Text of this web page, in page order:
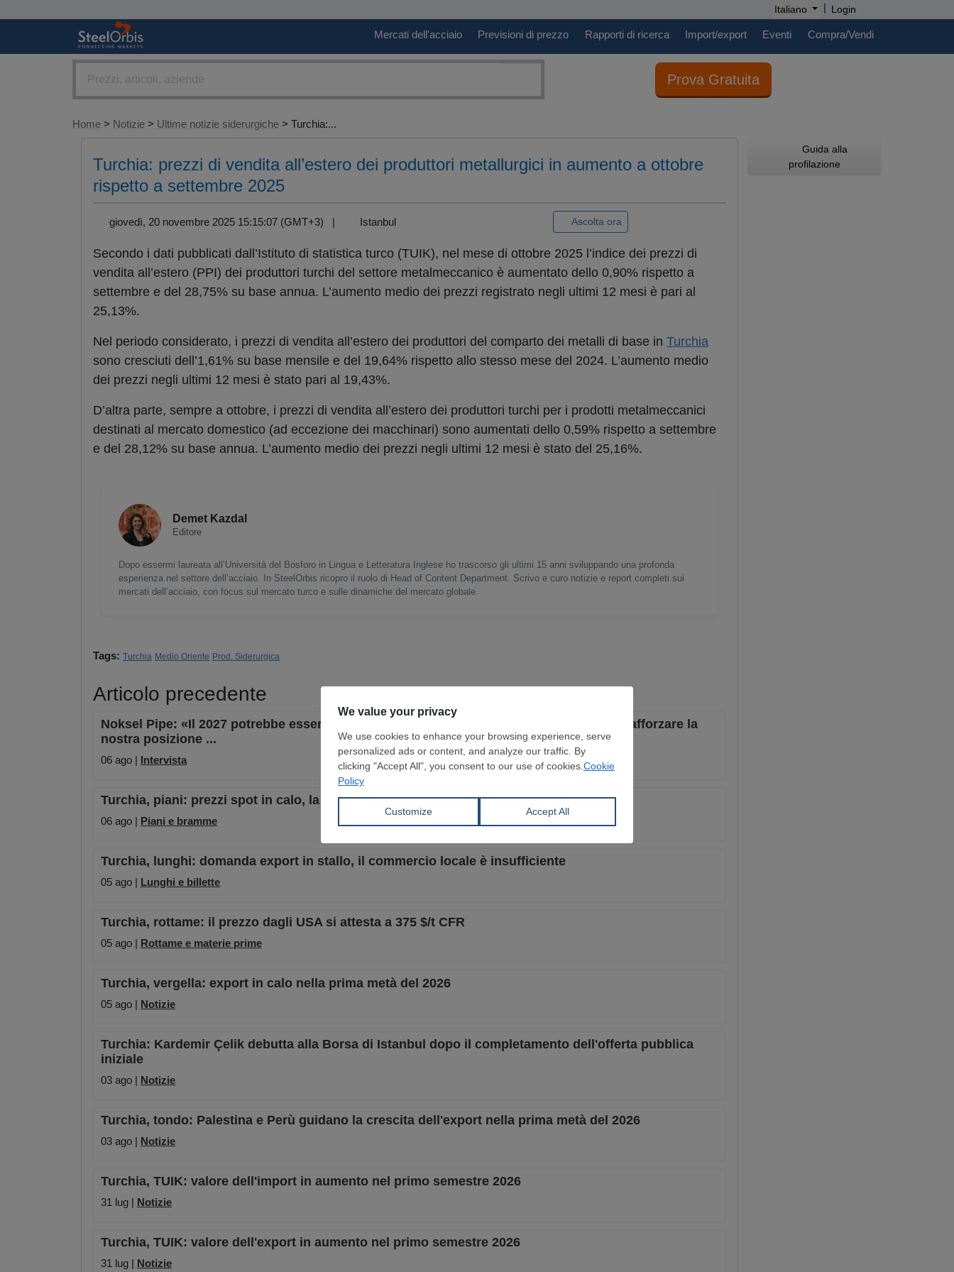
Italiano | Login
Mercati dell'acciaio Previsioni di prezzo Rapporti di ricerca Import/export Eventi Compra/Vendi
Prova Gratuita
Home > Notizie > Ultime notizie siderurgiche > Turchia:...
Turchia: prezzi di vendita all’estero dei produttori metallurgici in aumento a ottobre
rispetto a settembre 2025
giovedì, 20 novembre 2025 15:15:07 (GMT+3) | Istanbul Ascolta ora
Secondo i dati pubblicati dall’Istituto di statistica turco (TUIK), nel mese di ottobre 2025 l’indice dei prezzi di
vendita all’estero (PPI) dei produttori turchi del settore metalmeccanico è aumentato dello 0,90% rispetto a
settembre e del 28,75% su base annua. L’aumento medio dei prezzi registrato negli ultimi 12 mesi è pari al
25,13%.
Nel periodo considerato, i prezzi di vendita all’estero dei produttori del comparto dei metalli di base in Turchia
sono cresciuti dell’1,61% su base mensile e del 19,64% rispetto allo stesso mese del 2024. L’aumento medio
dei prezzi negli ultimi 12 mesi è stato pari al 19,43%.
D’altra parte, sempre a ottobre, i prezzi di vendita all’estero dei produttori turchi per i prodotti metalmeccanici
destinati al mercato domestico (ad eccezione dei macchinari) sono aumentati dello 0,59% rispetto a settembre
e del 28,12% su base annua. L’aumento medio dei prezzi negli ultimi 12 mesi è stato del 25,16%.
Demet Kazdal
Editore
Dopo essermi laureata all’Università del Bosforo in Lingua e Letteratura Inglese ho trascorso gli ultimi 15 anni sviluppando una profonda
esperienza nel settore dell’acciaio. In SteelOrbis ricopro il ruolo di Head of Content Department. Scrivo e curo notizie e report completi sui
mercati dell’acciaio, con focus sul mercato turco e sulle dinamiche del mercato globale.
Tags: Turchia Medio Oriente Prod. Siderurgica
Articolo precedente
Noksel Pipe: «Il 2027 potrebbe essere difficile, ma lo consideriamo un'opportunità per rafforzare la
nostra posizione ...
06 ago | Intervista
Turchia, piani: prezzi spot in calo, la domanda debole aggrava le prospettive
06 ago | Piani e bramme
Turchia, lunghi: domanda export in stallo, il commercio locale è insufficiente
05 ago | Lunghi e billette
Turchia, rottame: il prezzo dagli USA si attesta a 375 $/t CFR
05 ago | Rottame e materie prime
Turchia, vergella: export in calo nella prima metà del 2026
05 ago | Notizie
Turchia: Kardemir Çelik debutta alla Borsa di Istanbul dopo il completamento dell'offerta pubblica
iniziale
03 ago | Notizie
Turchia, tondo: Palestina e Perù guidano la crescita dell'export nella prima metà del 2026
03 ago | Notizie
Turchia, TUIK: valore dell'import in aumento nel primo semestre 2026
31 lug | Notizie
Turchia, TUIK: valore dell'export in aumento nel primo semestre 2026
31 lug | Notizie
Guida alla
profilazione